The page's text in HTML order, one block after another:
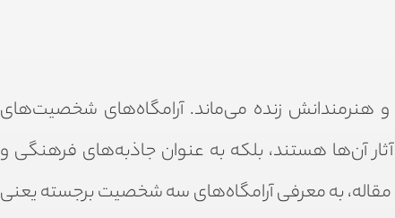
و هنرمندانش زنده می‌ماند. آرامگاه‌های شخصیت‌های
آثار آن‌ها هستند، بلکه به عنوان جاذبه‌های فرهنگی و
به معرفی آرامگاه‌های سه شخصیت برجسته یعنی